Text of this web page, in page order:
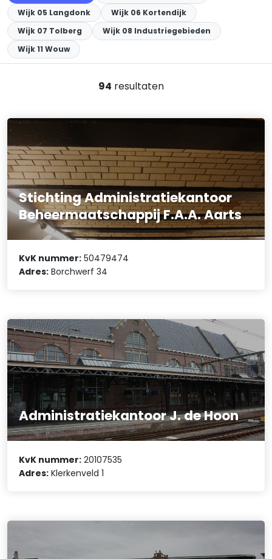
Wijk 05 Langdonk
Wijk 06 Kortendijk
Wijk 07 Tolberg
Wijk 08 Industriegebieden
Wijk 11 Wouw
94 resultaten
Stichting Administratiekantoor
Beheermaatschappij F.A.A. Aarts
KvK nummer: 50479474
Adres: Borchwerf 34
Administratiekantoor J. de Hoon
KvK nummer: 20107535
Adres: Klerkenveld 1